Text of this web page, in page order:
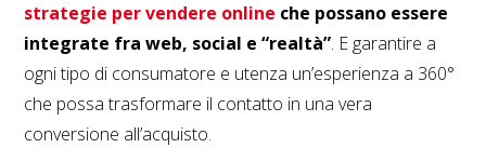
strategie per vendere online che possano essere
integrate fra web, social e “realtà”. E garantire a
ogni tipo di consumatore e utenza un’esperienza a 360°
che possa trasformare il contatto in una vera
conversione all’acquisto.